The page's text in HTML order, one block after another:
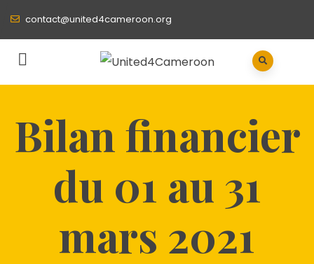
contact@united4cameroon.org
Bilan financier
du 01 au 31
mars 2021